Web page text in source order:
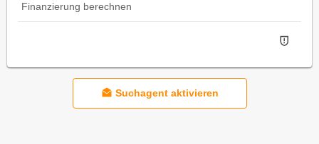
Finanzierung berechnen
Suchagent aktivieren